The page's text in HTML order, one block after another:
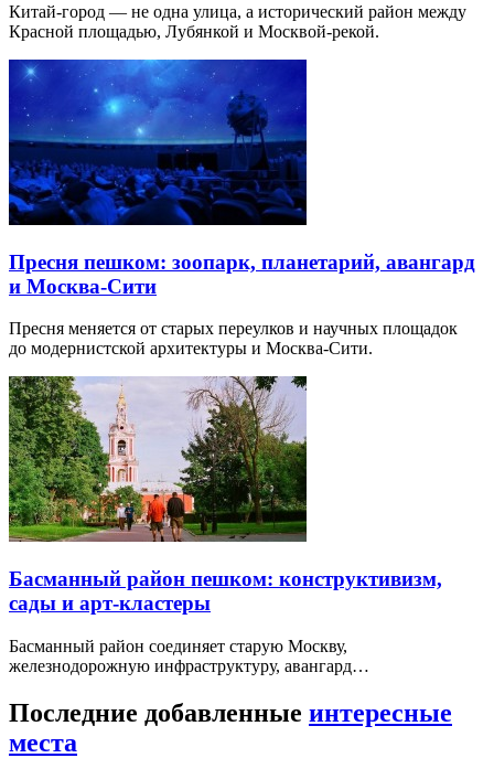
Китай-город — не одна улица, а исторический район между
Красной площадью, Лубянкой и Москвой-рекой.
Пресня пешком: зоопарк, планетарий, авангард
и Москва-Сити
Пресня меняется от старых переулков и научных площадок
до модернистской архитектуры и Москва-Сити.
Басманный район пешком: конструктивизм,
сады и арт-кластеры
Басманный район соединяет старую Москву,
железнодорожную инфраструктуру, авангард…
Последние добавленные интересные
места